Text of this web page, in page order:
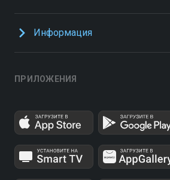
Информация
ПРИЛОЖЕНИЯ